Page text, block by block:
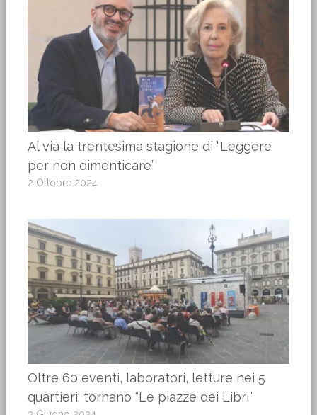
Al via la trentesima stagione di “Leggere
per non dimenticare”
2 Ottobre 2024
Oltre 60 eventi, laboratori, letture nei 5
quartieri: tornano “Le piazze dei Libri”